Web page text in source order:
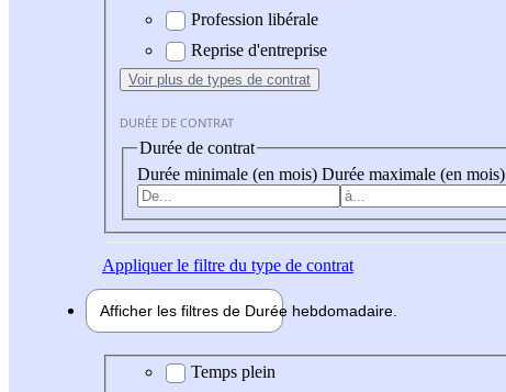
Profession libérale
Reprise d'entreprise
Voir plus de types de contrat
DURÉE DE CONTRAT
Durée de contrat
Durée minimale (en mois) Durée maximale (en mois)
Appliquerle filtre du type de contrat
Afficher les filtres de Durée hebdomadaire
Durée hebdomadaire
Temps plein